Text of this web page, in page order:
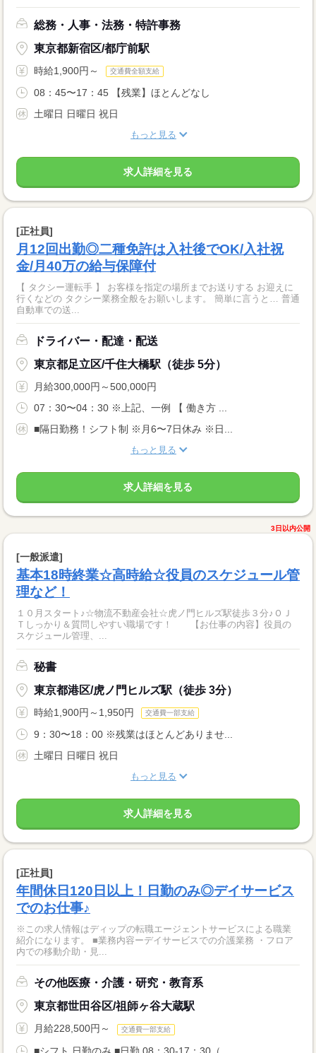
総務・人事・法務・特許事務
東京都新宿区/都庁前駅
時給1,900円～ 交通費全額支給
08：45〜17：45 【残業】ほとんどなし
土曜日 日曜日 祝日
もっと見る
求人詳細を見る
[正社員]
月12回出勤◎二種免許は入社後でOK/入社祝
金/月40万の給与保障付
【 タクシー運転手 】 お客様を指定の場所までお送りする お迎えに
行くなどの タクシー業務全般をお願いします。 簡単に言うと… 普通
自動車での送...
ドライバー・配達・配送
東京都足立区/千住大橋駅（徒歩 5分）
月給300,000円～500,000円
07：30〜04：30 ※上記、一例 【 働き方 ...
■隔日勤務！シフト制 ※月6〜7日休み ※日...
もっと見る
求人詳細を見る
3日以内公開
[一般派遣]
基本18時終業☆高時給☆役員のスケジュール管
理など！
１０月スタート♪☆物流不動産会社☆虎ノ門ヒルズ駅徒歩３分♪ＯＪ
Ｔしっかり＆質問しやすい職場です！ 【お仕事の内容】役員の
スケジュール管理、...
秘書
東京都港区/虎ノ門ヒルズ駅（徒歩 3分）
時給1,900円～1,950円 交通費一部支給
9：30〜18：00 ※残業はほとんどありませ...
土曜日 日曜日 祝日
もっと見る
求人詳細を見る
[正社員]
年間休日120日以上！日勤のみ◎デイサービス
でのお仕事♪
※この求人情報はディップの転職エージェントサービスによる職業
紹介になります。 ■業務内容ーデイサービスでの介護業務 ・フロア
内での移動介助・見...
その他医療・介護・研究・教育系
東京都世田谷区/祖師ヶ谷大蔵駅
月給228,500円～ 交通費一部支給
■シフト 日勤のみ ■日勤 08：30-17：30（...